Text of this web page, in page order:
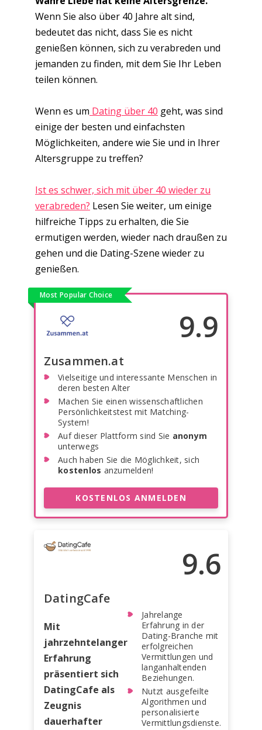
Wenn Sie also über 40 Jahre alt sind,
bedeutet das nicht, dass Sie es nicht
genießen können, sich zu verabreden und
jemanden zu finden, mit dem Sie Ihr Leben
teilen können.
Wenn es um Dating über 40 geht, was sind
einige der besten und einfachsten
Möglichkeiten, andere wie Sie und in Ihrer
Altersgruppe zu treffen?
Ist es schwer, sich mit über 40 wieder zu
verabreden? Lesen Sie weiter, um einige
hilfreiche Tipps zu erhalten, die Sie
ermutigen werden, wieder nach draußen zu
gehen und die Dating-Szene wieder zu
genießen.
Most Popular Choice
9.9
Zusammen.at
Vielseitige und interessante Menschen in
deren besten Alter
Machen Sie einen wissenschaftlichen
Persönlichkeitstest mit Matching-
System!
Auf dieser Plattform sind Sie anonym
unterwegs
Auch haben Sie die Möglichkeit, sich
kostenlos anzumelden!
KOSTENLOS ANMELDEN
9.6
DatingCafe
Mit
jahrzehntelanger
Erfahrung
präsentiert sich
DatingCafe als
Zeugnis
dauerhafter
Jahrelange
Erfahrung in der
Dating-Branche mit
erfolgreichen
Vermittlungen und
langanhaltenden
Beziehungen.
Nutzt ausgefeilte
Algorithmen und
personalisierte
Vermittlungsdienste.